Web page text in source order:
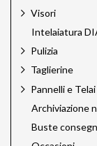
Savage
Silvestri
Sun Bounce
Talos by
Techart PRO
Tether Tools
Trigger Smart
Visori
Intelaiatura
Pulizia
Taglierine
Pannelli e Telai
Archiviazione
Buste